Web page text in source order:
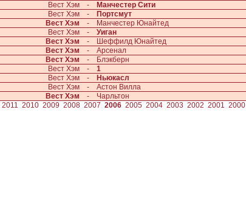
Вест Хэм - Манчестер Сити
Вест Хэм - Портсмут
Вест Хэм - Манчестер Юнайтед
Вест Хэм - Уиган
Вест Хэм - Шеффилд Юнайтед
Вест Хэм - Арсенал
Вест Хэм - Блэкберн
Вест Хэм - 1
Вест Хэм - Ньюкасл
Вест Хэм - Астон Вилла
Вест Хэм - Чарльтон
2011 2010 2009 2008 2007 2006 2005 2004 2003 2002 2001 2000